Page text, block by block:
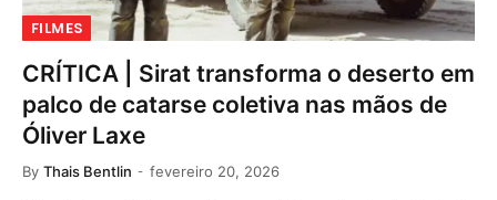
FILMES
CRÍTICA | Sirat transforma o deserto em
palco de catarse coletiva nas mãos de
Óliver Laxe
By Thais Bentlin fevereiro 20, 2026